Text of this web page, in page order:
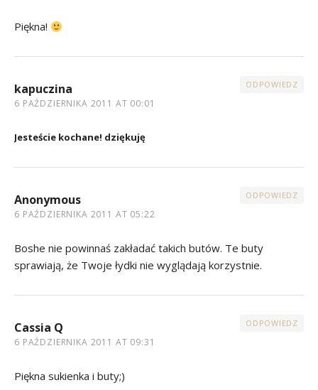
Piękna!
kapuczina
6 PAŹDZIERNIKA 2011 AT 00:01
ODPOWIEDZ
Jesteście kochane! dziękuję
Anonymous
6 PAŹDZIERNIKA 2011 AT 05:22
ODPOWIEDZ
Boshe nie powinnaś zakładać takich butów. Te buty
sprawiają, że Twoje łydki nie wyglądają korzystnie.
Cassia Q
6 PAŹDZIERNIKA 2011 AT 09:31
ODPOWIEDZ
Piękna sukienka i buty;)